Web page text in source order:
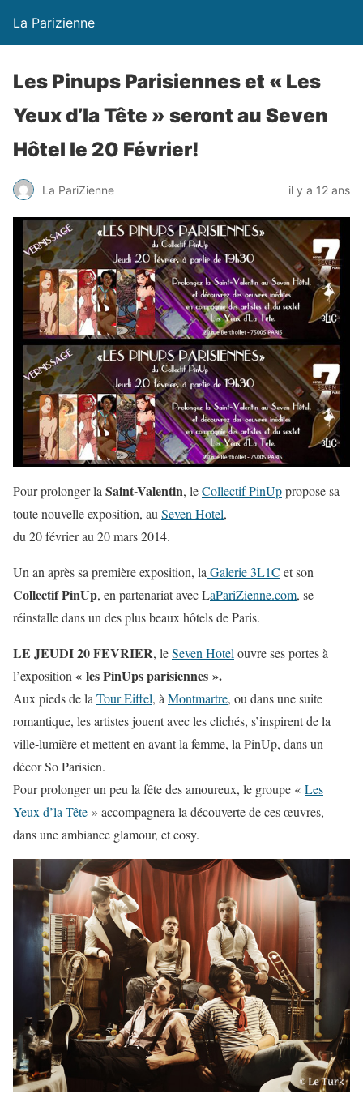
La Parizienne
Les Pinups Parisiennes et « Les
Yeux d’la Tête » seront au Seven
Hôtel le 20 Février!
La PariZienne il y a 12 ans
Pour prolonger la Saint-Valentin, leCollectif PinUppropose sa
toute nouvelle exposition, au Seven Hotel,
du 20 février au 20 mars 2014.
Un an après sa première exposition, la Galerie 3L1C et son
Collectif PinUp, en partenariat avec LaPariZienne.com, se
réinstalle dans un des plus beaux hôtels de Paris.
LE JEUDI 20 FEVRIER, leSeven Hotel ouvre ses portes à
l’exposition « les PinUps parisiennes ».
Aux pieds de la Tour Eiffel, à Montmartre, ou dans une suite
romantique, les artistes jouent avec les clichés, s’inspirent de la
ville-lumière et mettent en avant la femme, la PinUp, dans un
décor So Parisien.
Pour prolonger un peu la fête des amoureux, le groupe « Les
Yeux d’la Tête » accompagnera la découverte de ces œuvres,
dans une ambiance glamour, et cosy.